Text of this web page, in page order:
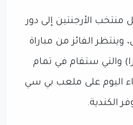
منتخب الأرجنتين إلى دور
وينتظر الفائز من مباراة
والتي ستقام في تمام
اليوم على ملعب بي سي
الكندية.